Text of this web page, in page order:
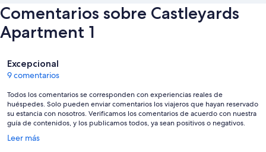
Comentarios sobre Castleyards
Apartment 1
Comentarios
Excepcional
9 comentarios
Todos los comentarios se corresponden con experiencias reales de
huéspedes. Solo pueden enviar comentarios los viajeros que hayan reservado
su estancia con nosotros. Verificamos los comentarios de acuerdo con nuestra
guía de contenidos, y los publicamos todos, ya sean positivos o negativos.
Leer más
Se